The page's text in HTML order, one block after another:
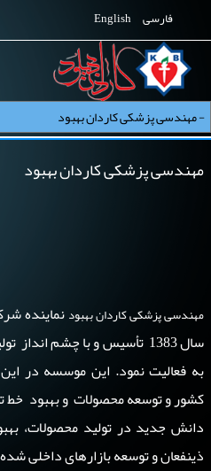
فارسی English
مهندسی پزشکی کاردان بهبود
مهندسی پزشکی کاردان بهبود
سال 1383 تأسیس و با چشم
به فعالیت نمود. این موسسه در
کشور و توسعه محصولات و بهبود خط
دانش جدید در تولید محصولات،
ذینفعان و توسعه بازارهای داخلی